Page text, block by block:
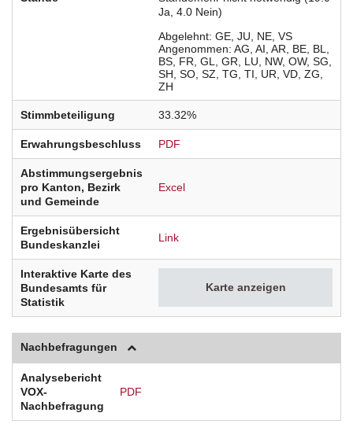
Ja, 4.0 Nein)
Abgelehnt GE JU NE VS
Angenommen AG AI AR BE BL
BS FR GL GR LU NW OW SG
SH SO SZ TG TI UR VD ZG
ZH
Stimmbeteiligung 33.32%
Erwahrungsbeschluss PDF
Abstimmungsergebnis
pro Kanton, Bezirk
und Gemeinde
Excel
Ergebnisübersicht
Bundeskanzlei
Link
Interaktive Karte des
Bundesamts für
Statistik
Karte anzeigen
Nachbefragungen
Analysebericht
VOX-
Nachbefragung
PDF